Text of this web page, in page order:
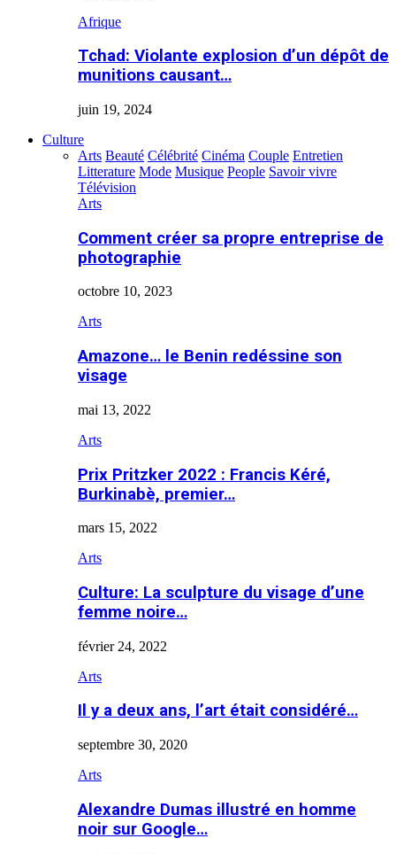
Afrique
Tchad: Violante explosion d’un dépôt de
munitions causant…
juin 19, 2024
Culture
Arts Beauté Célébrité Cinéma Couple Entretien
Litterature Mode Musique People Savoir vivre
Télévision
Arts
Comment créer sa propre entreprise de
photographie
octobre 10, 2023
Arts
Amazone… le Benin redéssine son
visage
mai 13, 2022
Arts
Prix Pritzker 2022 : Francis Kéré,
Burkinabè, premier…
mars 15, 2022
Arts
Culture: La sculpture du visage d’une
femme noire…
février 24, 2022
Arts
Il y a deux ans, l’art était considéré…
septembre 30, 2020
Arts
Alexandre Dumas illustré en homme
noir sur Google…